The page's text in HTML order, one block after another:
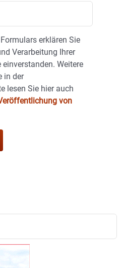
erklären Sie
Verarbeitung Ihrer
Weitere
in der
lesen Sie hier auch
von